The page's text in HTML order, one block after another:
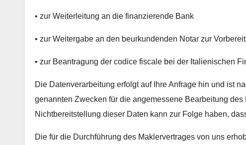
• zur Weiterleitung an die finanzierende Bank
• zur Weitergabe an den beurkundenden Notar zur
• zur Beantragung der codice fiscale bei der Italienischen
Die Datenverarbeitung erfolgt auf Ihre Anfrage hin und ist
genannten Zwecken für die angemessene Bearbeitung
Nichtbereitstellung dieser Daten kann zur Folge haben,
Die für die Durchführung des Maklervertrages von uns